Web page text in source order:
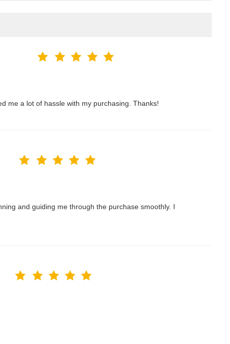
me a lot of hassle with my purchasing. Thanks!
and guiding me through the purchase smoothly. I